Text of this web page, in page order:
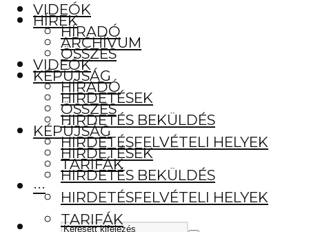
VIDEÓK
HÍRADÓ
ÖSSZES
KÉPÚJSÁG
HIRDETÉSEK
HIRDETÉS BEKÜLDÉS
HIRDETÉSFELVÉTELI HELYEK
TARIFÁK
···
HÍREK
ARCHÍVUM
VIDEÓK
HÍRADÓ
ÖSSZES
KÉPÚJSÁG
HIRDETÉSEK
HIRDETÉS BEKÜLDÉS
HIRDETÉSFELVÉTELI HELYEK
TARIFÁK